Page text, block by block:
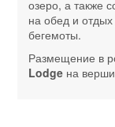
озеро, а также
на обед и отдых
бегемоты.
Размещение в
Lodge на